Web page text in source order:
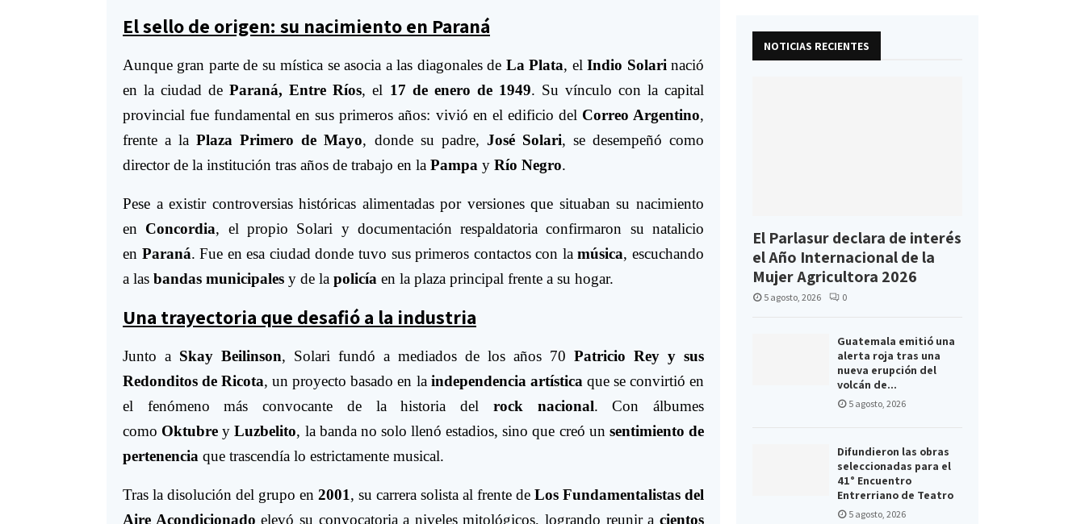
El sello de origen: su nacimiento en Paraná
Aunque gran parte de su mística se asocia a las diagonales de La Plata, elIndio Solari nació
en la ciudad deParaná, Entre Ríos, el 17 de enero de 1949. Su vínculo con la capital
provincial fue fundamental en sus primeros años: vivió en el edificio del Correo Argentino,
frente a laPlaza Primero de Mayo, donde su padre, José Solari, se desempeñó como
director de la institución tras años de trabajo en la Pampa y Río Negro.
Pese a existir controversias históricas alimentadas por versiones que situaban su nacimiento
en Concordia, el propio Solari y documentación respaldatoria confirmaron su natalicio
en Paraná. Fue en esa ciudad donde tuvo sus primeros contactos con lamúsica, escuchando
a las bandas municipales y de la policía en la plaza principal frente a su hogar.
Una trayectoria que desafió a la industria
Junto a Skay Beilinson, Solari fundó a mediados de los años 70 Patricio Rey y sus
Redonditos de Ricota, un proyecto basado en la independencia artística que se convirtió en
el fenómeno más convocante de la historia del rock nacional. Con álbumes
como Oktubre yLuzbelito, la banda no solo llenó estadios, sino que creó un sentimiento de
pertenencia que trascendía lo estrictamente musical.
Tras la disolución del grupo en 2001, su carrera solista al frente de Los Fundamentalistas del
Aire Acondicionado elevó su convocatoria a niveles mitológicos, logrando reunir acientos
NOTICIAS RECIENTES
El Parlasur declara de interés
el Año Internacional de la
Mujer Agricultora 2026
5 agosto, 2026 0
Guatemala emitió una
alerta roja tras una
nueva erupción del
volcán de...
5 agosto, 2026
Difundieron las obras
seleccionadas para el
41° Encuentro
Entrerriano de Teatro
5 agosto, 2026